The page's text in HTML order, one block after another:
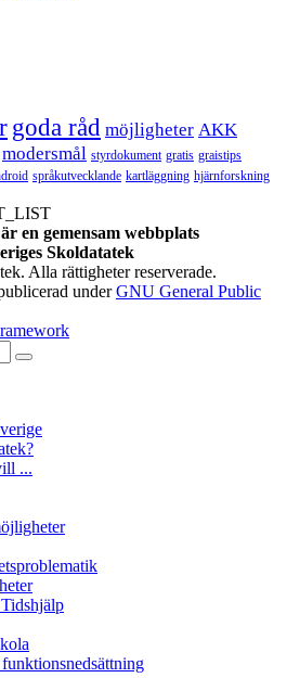
goda råd möjligheter AKK
modersmål styrdokument gratis graistips
språkutvecklande kartläggning hjärnforskning
en gemensam webbplats
Skoldatatek
Alla rättigheter reserverade.
underGNU General Public
...